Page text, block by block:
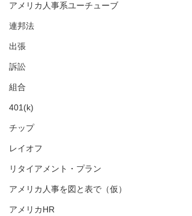
アメリカ人事系ユーチューブ
連邦法
出張
訴訟
組合
401(k)
チップ
レイオフ
リタイアメント・プラン
アメリカ人事を図と表で（仮）
アメリカHR